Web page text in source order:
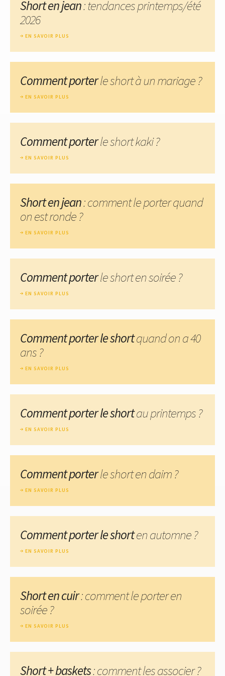
Short en jean: tendances printemps/été
2026
EN SAVOIR PLUS
Comment porterle short à un mariage ?
EN SAVOIR PLUS
Comment porterle short kaki ?
EN SAVOIR PLUS
Short en jean: comment le porter quand
on est ronde ?
EN SAVOIR PLUS
Comment porterle short en soirée ?
EN SAVOIR PLUS
Comment porter le shortquand on a 40
ans ?
EN SAVOIR PLUS
Comment porter le shortau printemps ?
EN SAVOIR PLUS
Comment porterle short en daim ?
EN SAVOIR PLUS
Comment porter le shorten automne ?
EN SAVOIR PLUS
Short en cuir: comment le porter en
soirée ?
EN SAVOIR PLUS
Short + baskets: comment les associer ?